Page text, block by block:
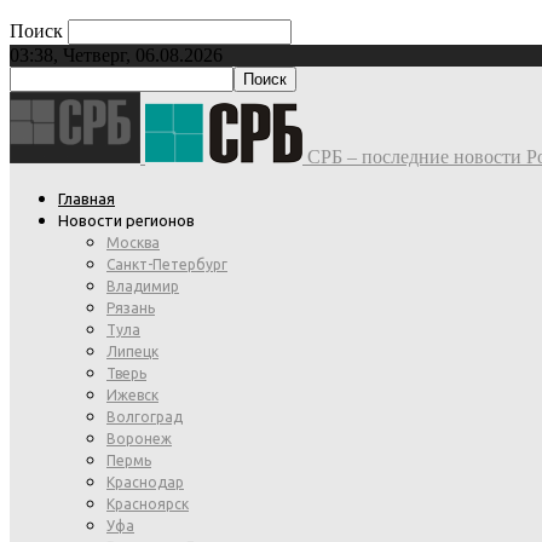
Поиск
03:38, Четверг, 06.08.2026
СРБ – последние новости
Главная
Новости регионов
Москва
Санкт-Петербург
Владимир
Рязань
Тула
Липецк
Тверь
Ижевск
Волгоград
Воронеж
Пермь
Краснодар
Красноярск
Уфа